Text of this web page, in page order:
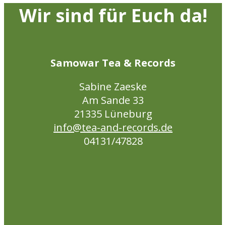
Optionen
können
gewählt
Wir sind für Euch da!
Samowar Tea & Records
Sabine Zaeske
Am Sande 33
21335 Lüneburg
info@tea-and-records.de
04131/47828